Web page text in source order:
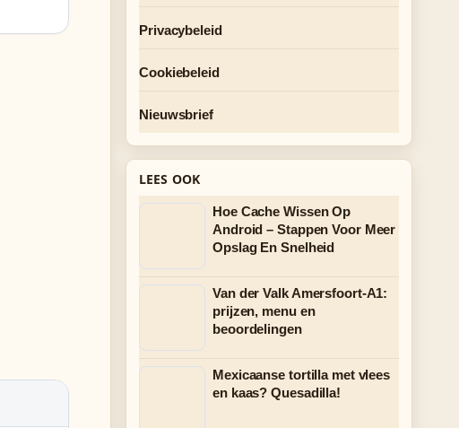
Privacybeleid
Cookiebeleid
Nieuwsbrief
LEES OOK
Hoe Cache Wissen Op
Android – Stappen Voor Meer
Opslag En Snelheid
Van der Valk Amersfoort-A1:
prijzen, menu en
beoordelingen
Mexicaanse tortilla met vlees
en kaas? Quesadilla!